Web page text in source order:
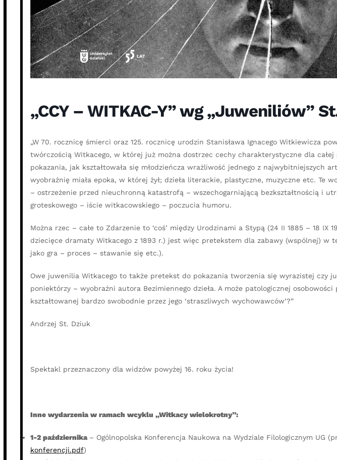
„CCY – WITKAC-Y” wg „Juweniliów”
„W 70. rocznicę śmierci oraz 125. rocznicę urodzin Stanisława Ignacego Witkiewicza
twórczością Witkacego, w której już można dostrzec cechy charakterystyczne dla
pokazania, jak kształtowała się młodzieńcza wrażliwość jednego z najwybitniejszych
wyobraźnię miała epoka, w której żył; dzieła literackie, plastyczne, muzyczne etc. Te
– ostrzeżenie przed nieuchronną katastrofą – wszechogarniającą bezkształtnością i
groteskowego – iście witkacowskiego – poczucia humoru.
Można rzec – całe to Zdarzenie to ‘coś’ między Urodzinami a Stypą (24 II 1885 – 18 IX
dziecięce dramaty Witkacego z 1893 r.) jest więc pretekstem dla zabawy (wspólnej) w
jako gra – proces – stawanie się etc.).
Owe juwenilia Witkacego to także pretekst do pokazania tworzenia się wyrazistej czy
poniektórzy – wyobraźni autora Bezimiennego dzieła. A może patologicznej osobowości
kształtowanej bardzo swobodnie przez jego ‘straszliwych wychowawców’?”
Andrzej St. Dziuk
Spektakl przeznaczony dla widzów powyżej 16. roku życia!
Inne wydarzenia w ramach wcyklu „Witkacy wielokrotny”:
1-2 października – Ogólnopolska Konferencja Naukowa na Wydziale Filologicznym UG
konferencji.pdf)